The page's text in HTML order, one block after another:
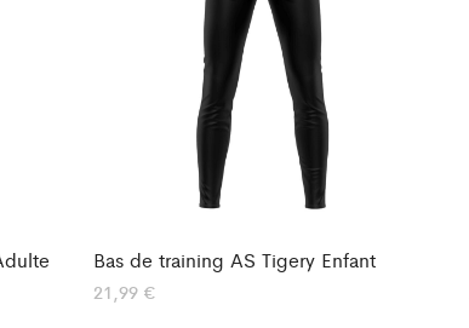
Bas de training AS Tigery Enfant
21,99 €